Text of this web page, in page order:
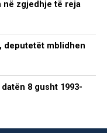
në zgjedhje të reja
deputetët mblidhen
8 gusht 1993-